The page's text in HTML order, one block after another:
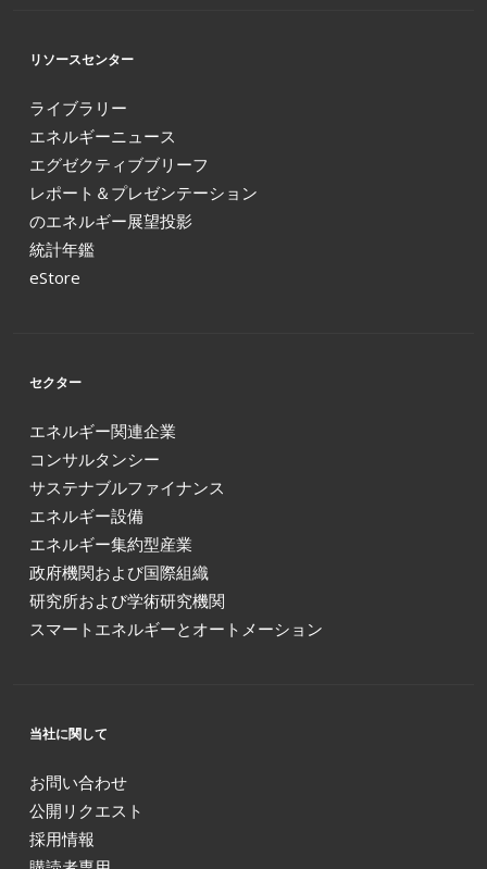
リソースセンター
ライブラリー
エネルギーニュース
エグゼクティブブリーフ
レポート＆プレゼンテーション
のエネルギー展望投影
統計年鑑
eStore
セクター
エネルギー関連企業
コンサルタンシー
サステナブルファイナンス
エネルギー設備
エネルギー集約型産業
政府機関および国際組織
研究所および学術研究機関
スマートエネルギーとオートメーション
当社に関して
お問い合わせ
公開リクエスト
採用情報